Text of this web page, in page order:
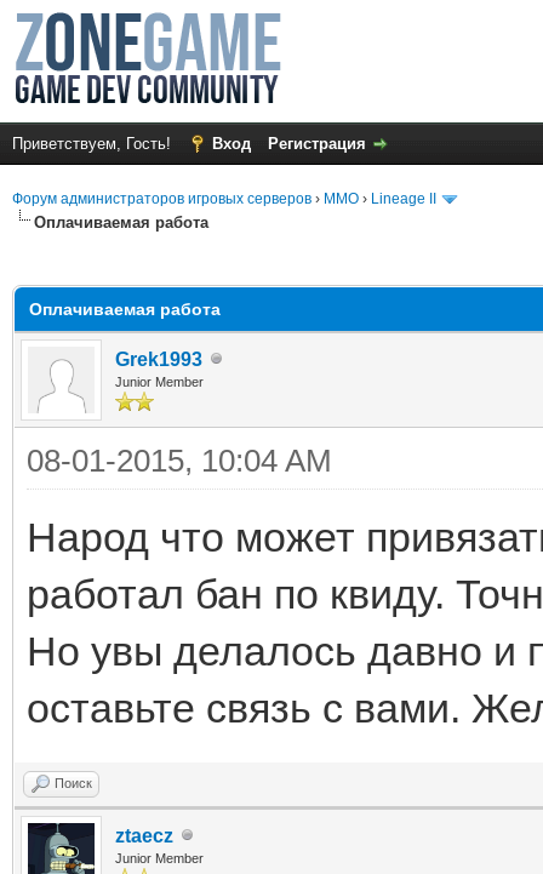
Приветствуем, Гость! Вход Регистрация
Форум администраторов игровых серверов › MMO › Lineage II
Оплачиваемая работа
Оплачиваемая работа
Grek1993
Junior Member
08-01-2015, 10:04 AM
Народ что может
работал бан по квиду.
Но увы делалось давно и
оставьте связь с вами.
Поиск
ztaecz
Junior Member